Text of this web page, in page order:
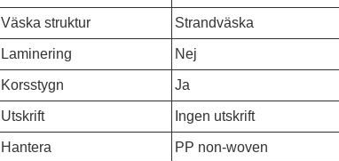
Väska struktur Strandväska
Laminering Nej
Korsstygn Ja
Utskrift Ingen utskrift
Hantera PP non-woven